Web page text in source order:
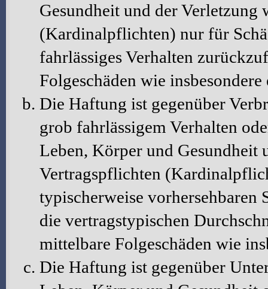
Gesundheit und der
(Kardinalpflichten) nur für
fahrlässiges Verhalten
Folgeschäden wie
Die Haftung ist gegenüber
grob fahrlässigem Verhalten
Leben, Körper und Gesundheit
Vertragspflichten
typischerweise vorhersehbaren
die vertragstypischen
mittelbare Folgeschäden wie
Die Haftung ist gegenüber